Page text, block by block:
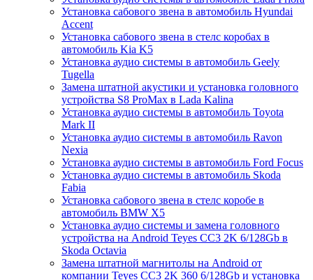
Установка сабового звена в автомобиль Hyundai
Accent
Установка сабового звена в стелс коробах в
автомобиль Kia K5
Установка аудио системы в автомобиль Geely
Tugella
Замена штатной акустики и установка головного
устройства S8 ProMax в Lada Kalina
Установка аудио системы в автомобиль Toyota
Mark II
Установка аудио системы в автомобиль Ravon
Nexia
Установка аудио системы в автомобиль Ford Focus
Установка аудио системы в автомобиль Skoda
Fabia
Установка сабового звена в стелс коробе в
автомобиль BMW X5
Установка аудио системы и замена головного
устройства на Android Teyes CC3 2K 6/128Gb в
Skoda Octavia
Замена штатной магнитолы на Android от
компании Teyes CC3 2K 360 6/128Gb и установка